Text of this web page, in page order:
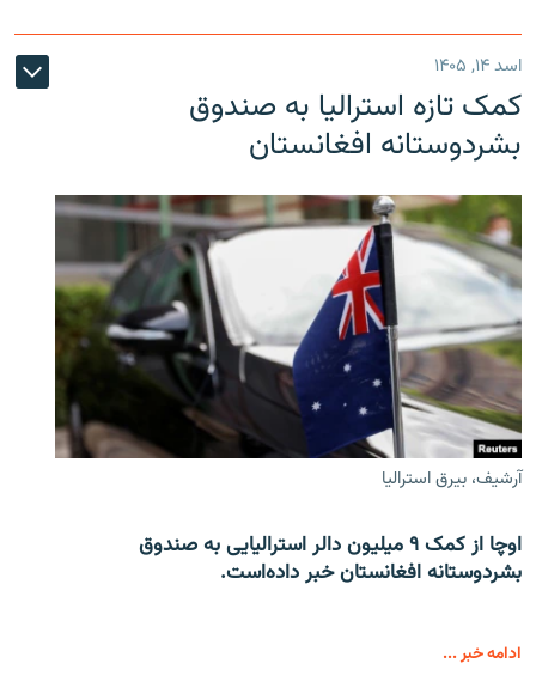
اسد ۱۴, ۱۴۰۵
کمک تازه استرالیا به صندوق
بشردوستانه افغانستان
آرشیف، بیرق استرالیا
اوچا از کمک ۹ میلیون دالر استرالیایی به صندوق
بشردوستانه افغانستان خبر داده‌است.
ادامه خبر ...